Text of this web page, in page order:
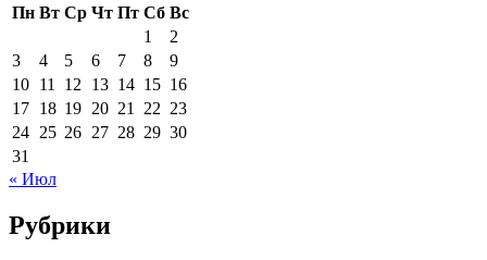
Пн Вт Ср Чт Пт Сб Вс
1
2
3
4 5 6 7 8
9
10 11 12 13 14 15 16
17 18 19 20 21 22 23
24 25 26 27 28 29 30
31
« Июл
Рубрики